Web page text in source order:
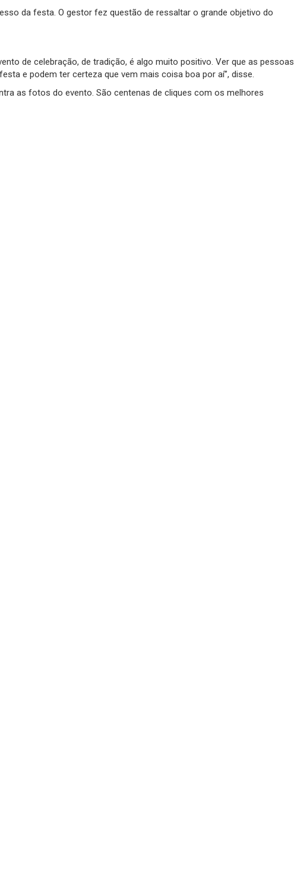
da festa. O gestor fez questão de ressaltar o grande objetivo do
de celebração, de tradição, é algo muito positivo. Ver que as pessoas
e podem ter certeza que vem mais coisa boa por aí”, disse.
as fotos do evento. São centenas de cliques com os melhores